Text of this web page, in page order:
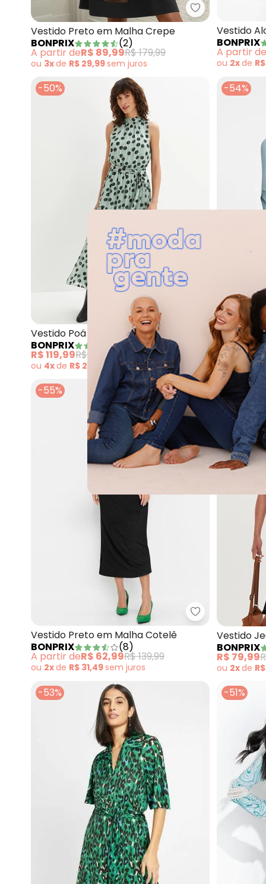
bonprix -
Vestido Preto em Malha Crepe
BONPRIX
(2)
A partir deR$ 89,99R$ 179,99
ou 3xde R$ 29,99sem juros
Vestido
BONPRIX
A partir de
ou 2xde
-50%
bonprix -
Vestido Poá Verde em Crepe Plano
BONPRIX
(12)
R$ 119,99R$ 239,99
ou 4xde R$ 29,99 semjuros
-54%
Vestido
BONPRIX
A partir de
ou 2x de
-55%
bonprix -
Vestido Preto em Malha Cotelê
BONPRIX
(8)
A partir deR$ 62,99R$ 139,99
ou 2xde R$ 31,49sem juros
-61%
Vestido
BONPRIX
R$ 79,99
ou 2xde
-53% -51%